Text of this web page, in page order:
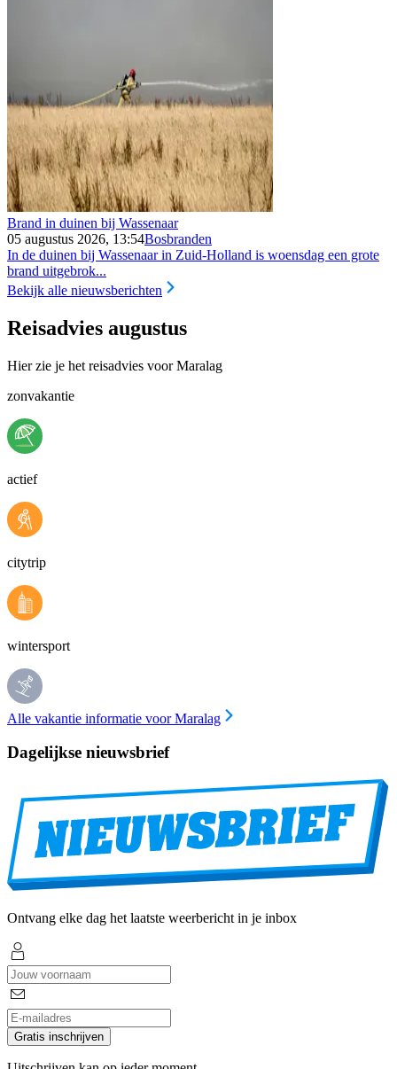
Brand in duinen bij Wassenaar
05 augustus 2026, 13:54Bosbranden
In de duinen bij Wassenaar in Zuid-Holland is woensdag een grote
brand uitgebrok...
Bekijk alle nieuwsberichten
Reisadvies augustus
Hier zie je het reisadvies voor Maralag
zonvakantie
actief
citytrip
wintersport
Alle vakantie informatie voor Maralag
Dagelijkse nieuwsbrief
Ontvang elke dag het laatste weerbericht in je inbox
Gratis inschrijven